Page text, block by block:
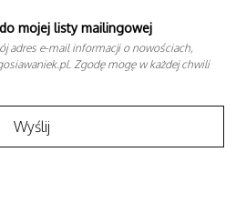
mojej listy mailingowej
adres e-mail informacji o nowościach,
Zgodę mogę w każdej chwili